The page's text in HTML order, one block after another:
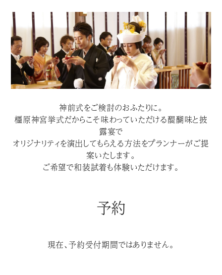
神前式をご検討のおふたりに。
橿原神宮挙式だからこそ味わっていただける醍醐味と披
露宴で
オリジナリティを演出してもらえる方法をプランナーがご提
案いたします。
ご希望で和装試着も体験いただけます。
予約
現在、予約受付期間ではありません。